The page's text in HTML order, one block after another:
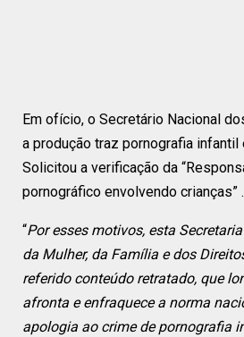
Em ofício, o Secretário Nacional
a produção traz pornografia
Solicitou a verificação da
pornográfico envolvendo crianças” .
“Por esses motivos, esta
da Mulher, da Família e dos
referido conteúdo retratado, que
afronta e enfraquece a norma
apologia ao crime de pornografia